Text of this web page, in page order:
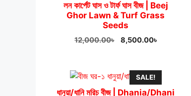
লন কার্পেট ঘাস ও টার্ফ ঘাস বীজ | Beej
Ghor Lawn & Turf Grass
Seeds
12,000.00৳
Original
12,000.00৳.
8,500.00৳Current
8,500.00৳.
SALE!
ধানুয়া/ধানি মরিচ বীজ | Dhania/Dhani